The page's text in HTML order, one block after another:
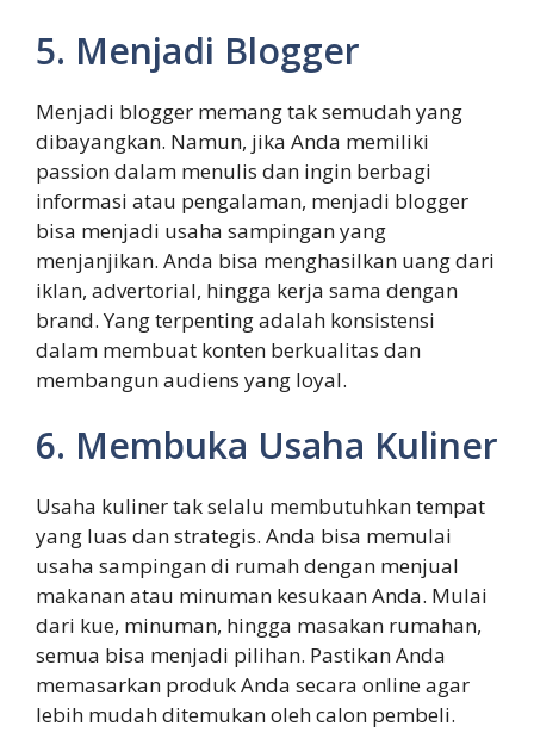
5. Menjadi Blogger
Menjadi blogger memang tak semudah yang
dibayangkan. Namun, jika Anda memiliki
passion dalam menulis dan ingin berbagi
informasi atau pengalaman, menjadi blogger
bisa menjadi usaha sampingan yang
menjanjikan. Anda bisa menghasilkan uang dari
iklan, advertorial, hingga kerja sama dengan
brand. Yang terpenting adalah konsistensi
dalam membuat konten berkualitas dan
membangun audiens yang loyal.
6. Membuka Usaha Kuliner
Usaha kuliner tak selalu membutuhkan tempat
yang luas dan strategis. Anda bisa memulai
usaha sampingan di rumah dengan menjual
makanan atau minuman kesukaan Anda. Mulai
dari kue, minuman, hingga masakan rumahan,
semua bisa menjadi pilihan. Pastikan Anda
memasarkan produk Anda secara online agar
lebih mudah ditemukan oleh calon pembeli.